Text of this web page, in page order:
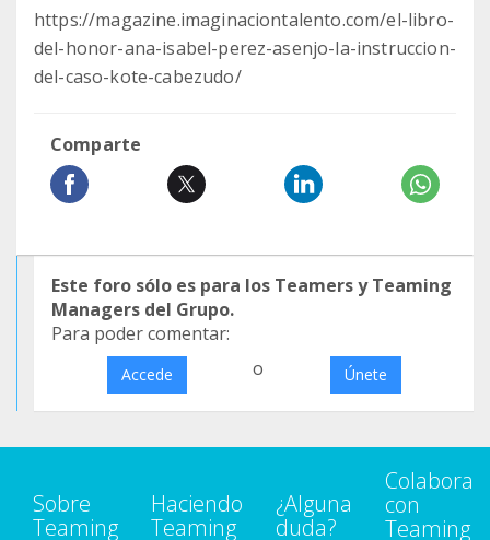
https://magazine.imaginaciontalento.com/el-libro-
del-honor-ana-isabel-perez-asenjo-la-instruccion-
del-caso-kote-cabezudo/
Comparte
Este foro sólo es para los Teamers y Teaming
Managers del Grupo.
Para poder comentar:
Accede o Únete
Sobre
Teaming
Haciendo
Teaming
¿Alguna
duda?
Colabora
con
Teaming